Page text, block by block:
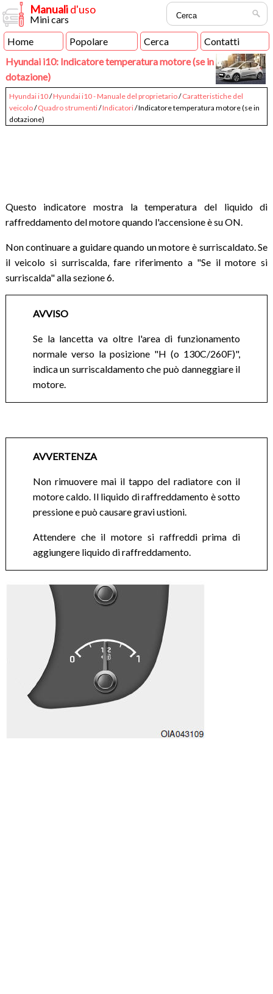
Manualid'uso
Mini cars
Home
Popolare Cerca
Contatti
Hyundai i10: Indicatore temperatura motore (se in
dotazione)
Hyundai i10/Hyundai i10 - Manuale del proprietario/Caratteristiche del
veicolo/Quadro strumenti/Indicatori/ Indicatore temperatura motore (se in
dotazione)
Questo indicatore mostra la temperatura del liquido di
raffreddamento del motore quando l'accensione è su ON.
Non continuare a guidare quando un motore è surriscaldato. Se
il veicolo si surriscalda, fare riferimento a "Se il motore si
surriscalda" alla sezione 6.
AVVISO
Se la lancetta va oltre l'area di funzionamento
normale verso la posizione "H (o 130C/260F)",
indica un surriscaldamento che può danneggiare il
motore.
AVVERTENZA
Non rimuovere mai il tappo del radiatore con il
motore caldo. Il liquido di raffreddamento è sotto
pressione e può causare gravi ustioni.
Attendere che il motore si raffreddi prima di
aggiungere liquido di raffreddamento.